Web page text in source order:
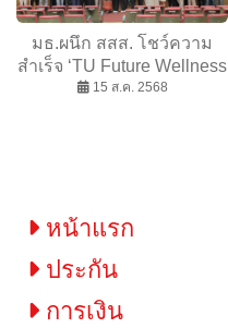
มธ.ผนึก สสส. โชว์ความ
สำเร็จ ‘TU Future Wellness
Fit Journey’ เปลี่ยน
15 ส.ค. 2568
หน้าแรก
ประกัน
การเงิน